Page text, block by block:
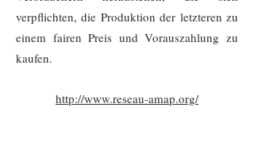
verpflichten, die Produktion der letzteren zu
einem fairen Preis und Vorauszahlung zu
kaufen.
http://www.reseau-amap.org/